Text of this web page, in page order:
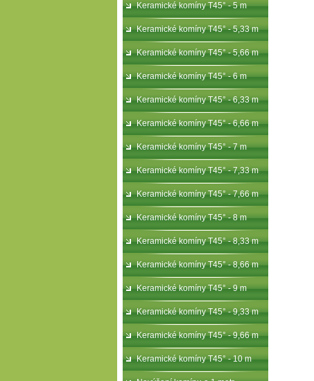
Keramické komíny T45° - 5 m
Keramické komíny T45° - 5,33 m
Keramické komíny T45° - 5,66 m
Keramické komíny T45° - 6 m
Keramické komíny T45° - 6,33 m
Keramické komíny T45° - 6,66 m
Keramické komíny T45° - 7 m
Keramické komíny T45° - 7,33 m
Keramické komíny T45° - 7,66 m
Keramické komíny T45° - 8 m
Keramické komíny T45° - 8,33 m
Keramické komíny T45° - 8,66 m
Keramické komíny T45° - 9 m
Keramické komíny T45° - 9,33 m
Keramické komíny T45° - 9,66 m
Keramické komíny T45° - 10 m